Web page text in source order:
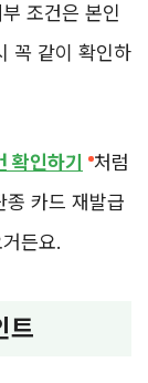
조건은 본인
꼭 같이 확인하
확인하기
처럼
종 카드 재발급
든요.
트